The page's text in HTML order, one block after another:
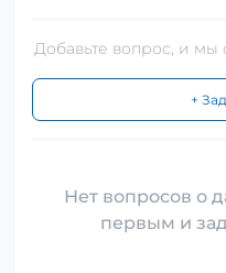
Добавьте вопрос, и
+
Нет вопросов о
первым и